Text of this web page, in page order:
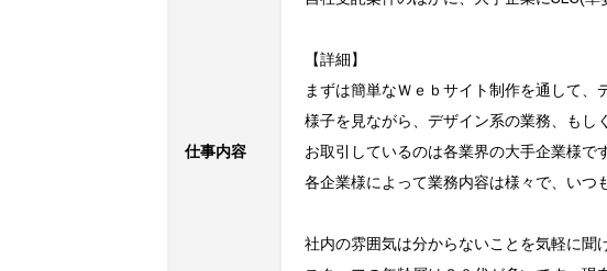
仕事内容
【詳細】
まずは簡単なＷｅｂサイト制作を通して、
様子を見ながら、デザイン系の業務、もし
お取引しているのは各業界の大手企業様です
各企業様によって業務内容は様々で、いつ
社内の雰囲気は分からないことを気軽に聞